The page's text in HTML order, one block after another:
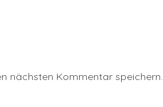
nächsten Kommentar speichern.